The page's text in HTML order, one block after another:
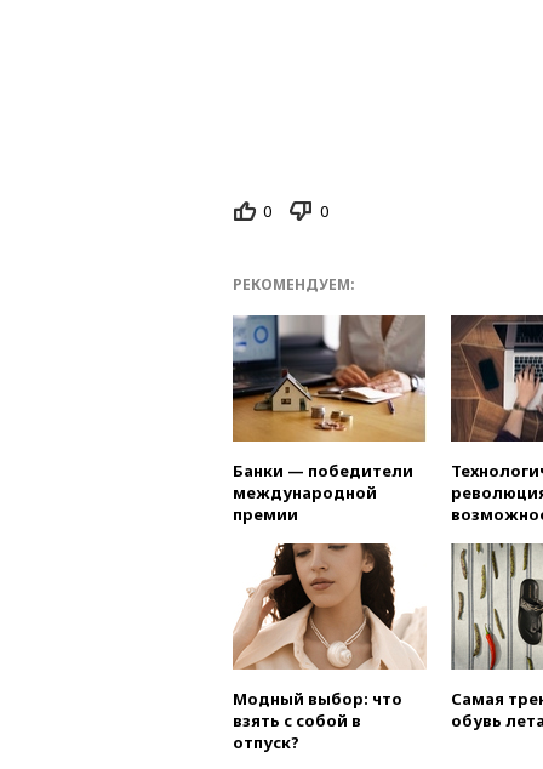
0 0
РЕКОМЕНДУЕМ:
Банки — победители
международной
премии
Модный выбор: что
взять с собой в
отпуск?
Самая
обувь